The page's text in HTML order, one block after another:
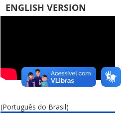
ENGLISH VERSION
(Português do Brasil)